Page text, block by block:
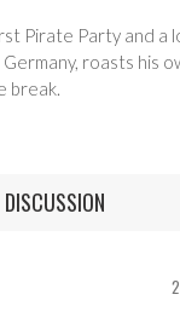
Pirate Party and a
roasts his
break.
DISCUSSION